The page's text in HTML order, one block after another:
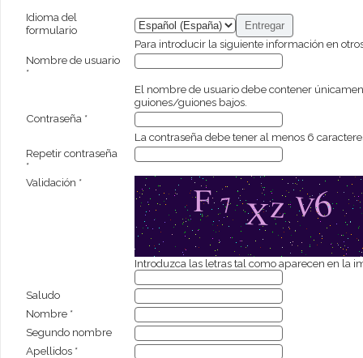
Idioma del
formulario
Para introducir la siguiente información en
Nombre de usuario
*
El nombre de usuario debe contener
guiones/guiones bajos.
Contraseña *
La contraseña debe tener al menos 6
Repetir contraseña
*
Validación *
Introduzca las letras tal como aparecen en la
Saludo
Nombre *
Segundo nombre
Apellidos *